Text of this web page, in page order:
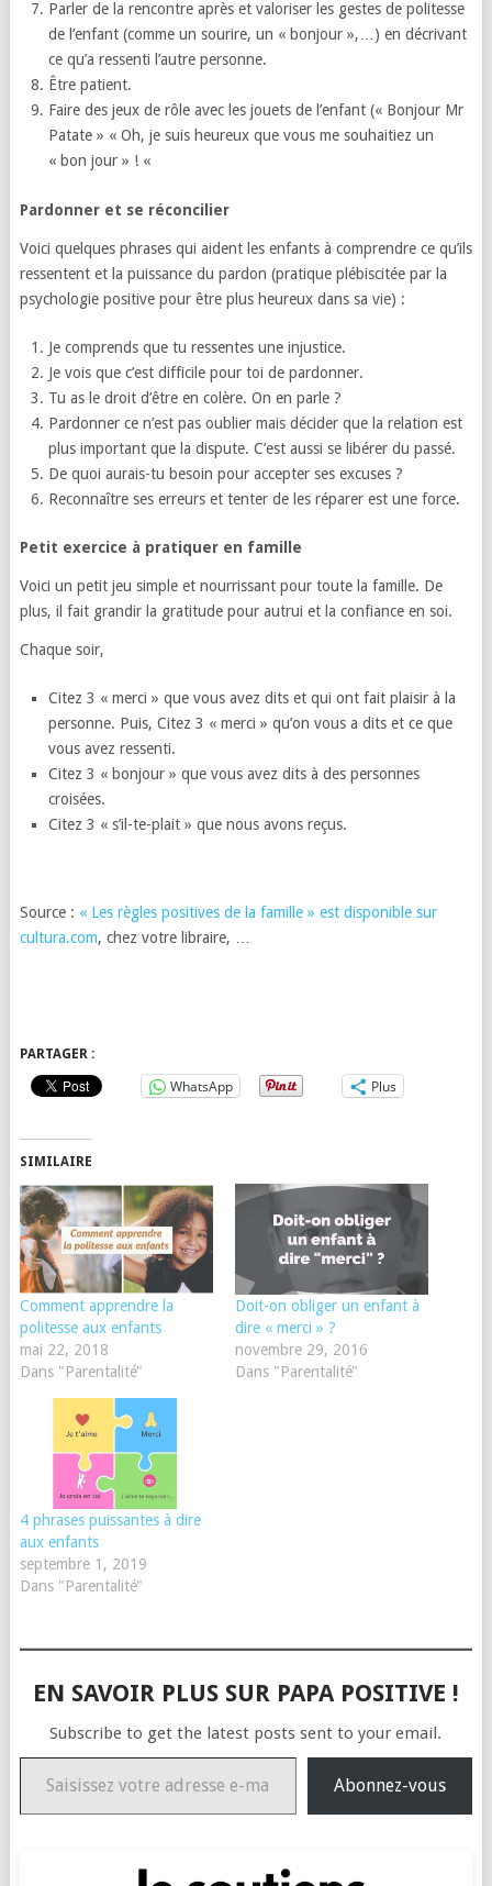
Parler de la rencontre après et valoriser les gestes de politesse
de l’enfant (comme un sourire, un « bonjour »,…) en décrivant
ce qu’a ressenti l’autre personne.
Être patient.
Faire des jeux de rôle avec les jouets de l’enfant (« Bonjour Mr
Patate » « Oh, je suis heureux que vous me souhaitiez un
« bon jour » ! «
Pardonner et se réconcilier
Voici quelques phrases qui aident les enfants à comprendre ce qu’ils
ressentent et la puissance du pardon (pratique plébiscitée par la
psychologie positive pour être plus heureux dans sa vie) :
Je comprends que tu ressentes une injustice.
Je vois que c’est difficile pour toi de pardonner.
Tu as le droit d’être en colère. On en parle ?
Pardonner ce n’est pas oublier mais décider que la relation est
plus important que la dispute. C’est aussi se libérer du passé.
De quoi aurais-tu besoin pour accepter ses excuses ?
Reconnaître ses erreurs et tenter de les réparer est une force.
Petit exercice à pratiquer en famille
Voici un petit jeu simple et nourrissant pour toute la famille. De
plus, il fait grandir la gratitude pour autrui et la confiance en soi.
Chaque soir,
Citez 3 « merci » que vous avez dits et qui ont fait plaisir à la
personne. Puis, Citez 3 « merci » qu’on vous a dits et ce que
vous avez ressenti.
Citez 3 « bonjour » que vous avez dits à des personnes
croisées.
Citez 3 « s’il-te-plait » que nous avons reçus.
Source : « Les règles positives de la famille » est disponible sur
cultura.com, chez votre libraire, …
PARTAGER :
WhatsApp Plus
SIMILAIRE
Comment apprendre la
politesse aux enfants
mai 22, 2018
Dans "Parentalité"
Doit-on obliger un enfant à
dire « merci » ?
novembre 29, 2016
Dans "Parentalité"
4 phrases puissantes à dire
aux enfants
septembre 1, 2019
Dans "Parentalité"
EN SAVOIR PLUS SUR PAPA POSITIVE !
Subscribe to get the latest posts sent to your email.
Saisissez votre adresse e-mail…
Abonnez-vous